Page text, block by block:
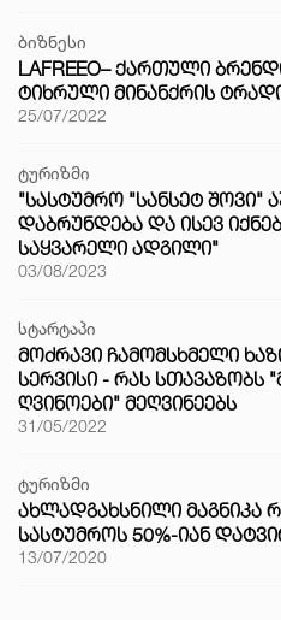
ბიზნესი
LAFREEO– ᲥᲐᲠᲗᲣᲚᲘ
ᲢᲘᲮᲠᲣᲚᲘ ᲛᲘᲜᲐᲜᲥᲠᲘᲡ
25/07/2022
ტურიზმი
"ᲡᲐᲡᲢᲣᲛᲠᲝ "ᲡᲐᲜᲡᲔᲢ ᲨᲝᲕᲘ"
ᲓᲐᲑᲠᲣᲜᲓᲔᲑᲐ ᲓᲐ ᲘᲡᲔᲕ
ᲡᲐᲧᲕᲐᲠᲔᲚᲘ ᲐᲓᲒᲘᲚᲘ"
03/08/2023
სტარტაპი
ᲛᲝᲫᲠᲐᲕᲘ ᲩᲐᲛᲝᲛᲡᲮᲛᲔᲚᲘ
ᲡᲔᲠᲕᲘᲡᲘ - ᲠᲐᲡ
ᲦᲕᲘᲜᲝᲔᲑᲘ" ᲛᲔᲦᲕᲘᲜᲔᲔᲑᲡ
31/05/2022
ტურიზმი
ᲐᲮᲚᲐᲓᲒᲐᲮᲡᲜᲘᲚᲘ ᲛᲐᲒᲜᲘᲙᲐ
ᲡᲐᲡᲢᲣᲛᲠᲝᲡ 50%-ᲘᲐᲜ
13/07/2020